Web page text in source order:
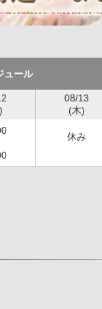
ュール
08/13
(木)
休み